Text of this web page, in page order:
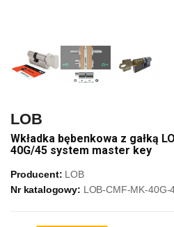
LOB
Wkładka bębenkowa z gałką
40G/45 system master key
Producent: LOB
Nr katalogowy: LOB-CMF-MK-40G-